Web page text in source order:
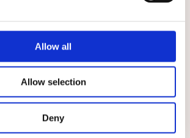
Allow all
Allow selection
Deny
Upplev den ultimata
mocka tofflor!
699 kr
Välj storlek Välj storlek